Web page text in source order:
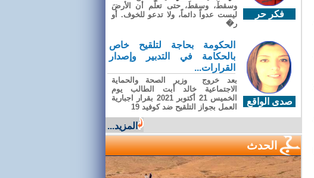
فكر حر
وسقطَ، وسقطَ، حتى تعلّم أن الأرضَ
ليست عدواً دائماً، ولا تدعو للخوف. أو
ر�
صدى الواقع
الحكومة بحاجة لتلقيح خاص
بالحكامة في التدبير وإصدار
القرارات...
بعد خروج وزير الصحة والحماية
الاجتماعية خالد أبت الطالب يوم
الخميس 21 أكتوبر 2021 بقرار اجبارية
العمل بجواز التلقيح ضد كوفيد 19
المزيد...
الحدث